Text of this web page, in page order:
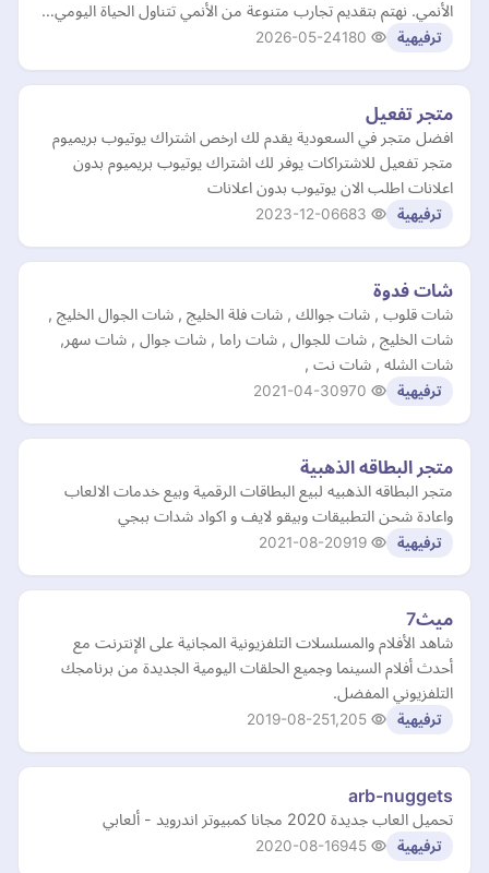
الأنمي. نهتم بتقديم تجارب متنوعة من الأنمي تتناول الحياة اليومي…
ترفيهية 2026-05-24
متجر تفعيل
افضل متجر في السعودية يقدم لك ارخص اشتراك يوتيوب بريميوم
متجر تفعيل للاشتراكات يوفر لك اشتراك يوتيوب بريميوم بدون
اعلانات اطلب الان يوتيوب بدون اعلانات
ترفيهية 2023-12-06
شات فدوة
شات قلوب , شات جوالك , شات فلة الخليج , شات الجوال الخليج ,
شات الخليج , شات للجوال , شات راما , شات جوال , شات سهر,
شات الشله , شات نت ,
ترفيهية 2021-04-30
متجر البطاقه الذهبية
متجر البطاقه الذهبيه لبيع البطاقات الرقمية وبيع خدمات الالعاب
واعادة شحن التطبيقات وبيقو لايف و اكواد شدات ببجي
ترفيهية 2021-08-20
ميث7
شاهد الأفلام والمسلسلات التلفزيونية المجانية على الإنترنت مع
أحدث أفلام السينما وجميع الحلقات اليومية الجديدة من برنامجك
التلفزيوني المفضل.
ترفيهية 2019-08-25
arb-nuggets
تحميل العاب جديدة 2020 مجانا كمبيوتر اندرويد - ألعابي
ترفيهية 2020-08-16